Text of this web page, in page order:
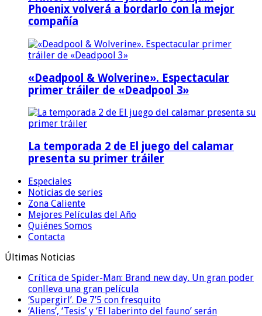
Phoenix volverá a bordarlo con la mejor
compañía
«Deadpool & Wolverine». Espectacular
primer tráiler de «Deadpool 3»
La temporada 2 de El juego del calamar
presenta su primer tráiler
Especiales
Noticias de series
Zona Caliente
Mejores Películas del Año
Quiénes Somos
Contacta
Últimas Noticias
Crítica de Spider-Man: Brand new day. Un gran poder
conlleva una gran película
‘Supergirl’. De 7’5 con fresquito
‘Aliens’, ‘Tesis’ y ‘El laberinto del fauno’ serán